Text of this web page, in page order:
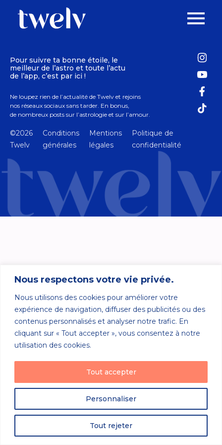
Nous respectons votre vie privée.
Nous utilisons des cookies pour améliorer votre
expérience de navigation, diffuser des publicités ou des
contenus personnalisés et analyser notre trafic. En
cliquant sur « Tout accepter », vous consentez à notre
utilisation des cookies.
Personnaliser
Tout rejeter
Tout accepter
Pour suivre ta bonne étoile, le
meilleur de l’astro et toute l’actu
de l’app, c’est par ici !
Ne loupez rien de l’actualité de Twelv et rejoins
nos réseaux sociaux sans tarder. En bonus,
de nombreux posts sur l’astrologie et sur l’amour.
©2026
Twelv
Conditions
générales
Mentions
légales
Politique de
confidentialité